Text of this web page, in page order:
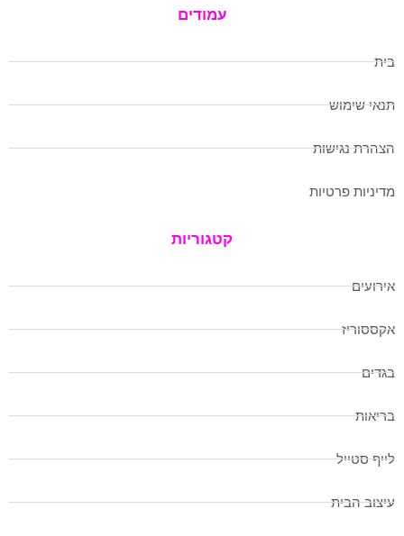
עמודים
בית
תנאי שימוש
הצהרת נגישות
מדיניות פרטיות
קטגוריות
אירועים
אקססוריז
בגדים
בריאות
לייף סטייל
עיצוב הבית